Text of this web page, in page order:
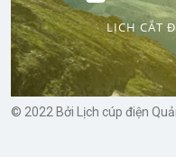
LỊCH CẮT
© 2022 Bởi Lịch cúp điện